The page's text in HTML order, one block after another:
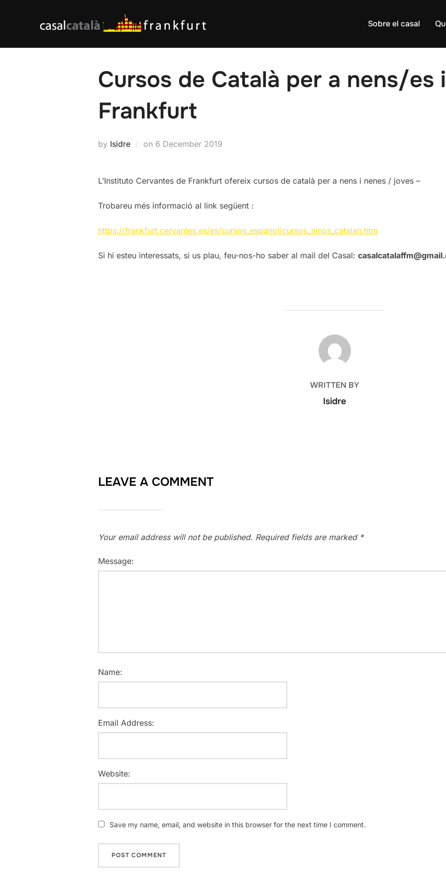
Sobre el casal
Cursos de Català per a nens/es
Frankfurt
by Isidre on Posted
6 December 2019
L’Instituto Cervantes de Frankfurt ofereix cursos de català per a nens i nenes / joves –
Trobareu més informació al link següent :
https://frankfurt.cervantes.es/es/cursos_espanol/cursos_ninos_catalan.htm
Si hi esteu interessats, si us plau, feu-nos-ho saber al mail del Casal:
POST AUTHOR
WRITTEN BY
Isidre
LEAVE A COMMENT
Your email address will not be published. Required fields are marked *
Message:
Name:
Email Address:
Website:
Save my name, email, and website in this browser for the next time I comment.